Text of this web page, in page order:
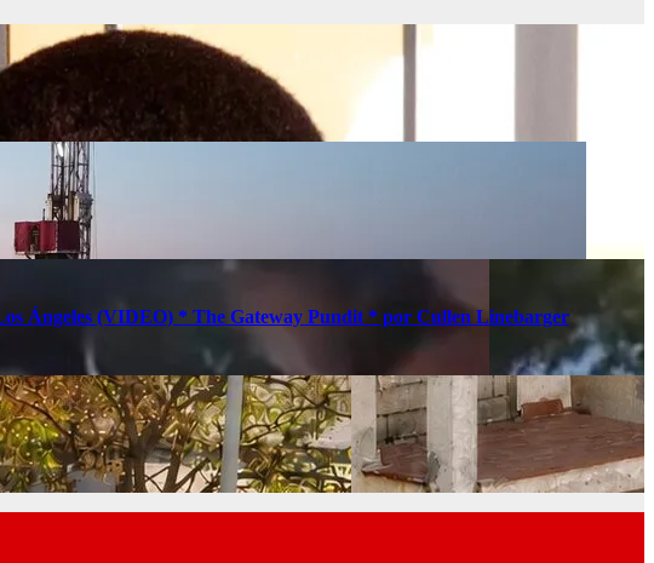
Ángeles (VIDEO) * The Gateway Pundit * por Cullen Linebarger